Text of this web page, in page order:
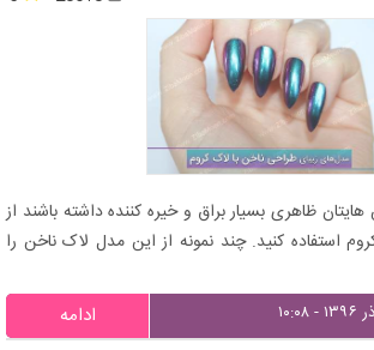
ظاهری بسیار براق و خیره کننده داشته باشند از
استفاده کنید. چند نمونه از این مدل لاک ناخن را
ادامه